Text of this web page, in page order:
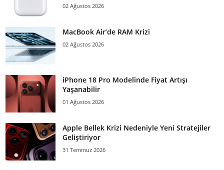
02 Ağustos 2026
MacBook Air’de RAM Krizi
02 Ağustos 2026
iPhone 18 Pro Modelinde Fiyat Artışı
Yaşanabilir
01 Ağustos 2026
Apple Bellek Krizi Nedeniyle Yeni Stratejiler
Geliştiriyor
31 Temmuz 2026